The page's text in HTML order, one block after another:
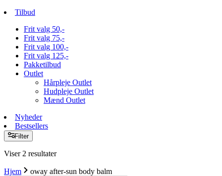
Tilbud
Frit valg 50,-
Frit valg 75,-
Frit valg 100,-
Frit valg 125,-
Pakketilbud
Outlet
Hårpleje Outlet
Hudpleje Outlet
Mænd Outlet
Nyheder
Bestsellers
Filter
Viser 2 resultater
Hjem oway after-sun body balm